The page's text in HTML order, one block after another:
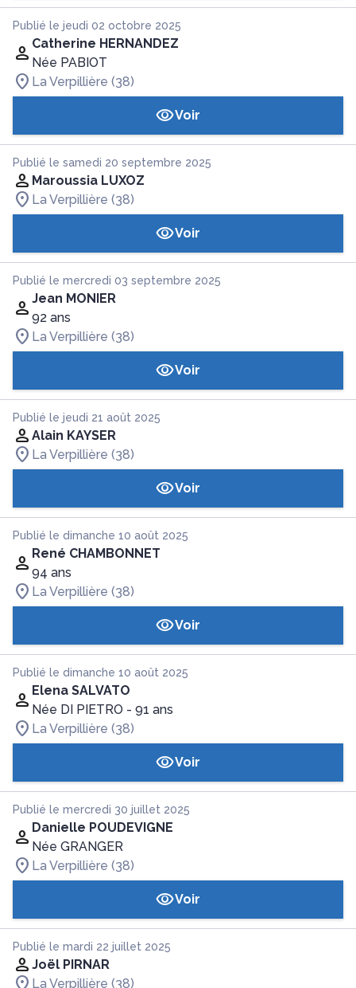
Publié le jeudi 02 octobre 2025
Catherine HERNANDEZ
Née PABIOT
La Verpillière (38)
Voir
Publié le samedi 20 septembre 2025
Maroussia LUXOZ
La Verpillière (38)
Voir
Publié le mercredi 03 septembre 2025
Jean MONIER
92 ans
La Verpillière (38)
Voir
Publié le jeudi 21 août 2025
Alain KAYSER
La Verpillière (38)
Voir
Publié le dimanche 10 août 2025
René CHAMBONNET
94 ans
La Verpillière (38)
Voir
Publié le dimanche 10 août 2025
Elena SALVATO
Née DI PIETRO - 91 ans
La Verpillière (38)
Voir
Publié le mercredi 30 juillet 2025
Danielle POUDEVIGNE
Née GRANGER
La Verpillière (38)
Voir
Publié le mardi 22 juillet 2025
Joël PIRNAR
La Verpillière (38)